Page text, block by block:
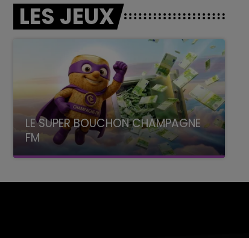
LES JEUX
LE SUPER BOUCHON CHAMPAGNE
FM
avec La Famille Champagne FM, à 8H10